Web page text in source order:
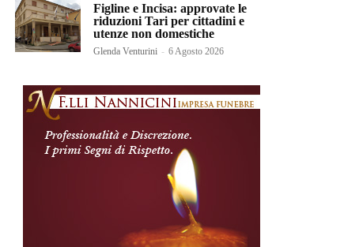
Figline e Incisa: approvate le
riduzioni Tari per cittadini e
utenze non domestiche
Glenda Venturini - 6 Agosto 2026